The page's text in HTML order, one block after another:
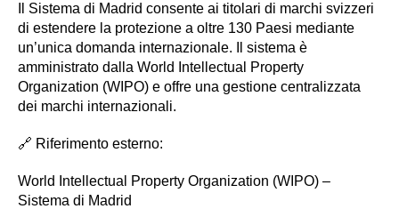
Il Sistema di Madrid consente ai titolari di marchi svizzeri
di estendere la protezione a oltre 130 Paesi mediante
un’unica domanda internazionale. Il sistema è
amministrato dalla World Intellectual Property
Organization (WIPO) e offre una gestione centralizzata
dei marchi internazionali.
🔗 Riferimento esterno:
World Intellectual Property Organization (WIPO) –
Sistema di Madrid